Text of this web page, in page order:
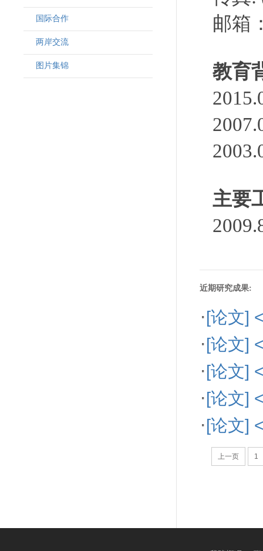
国际合作
两岸交流
图片集锦
邮箱
教育
主要
近期研究成果:
·[论文]
·[论文]
·[论文]
·[论文]
·[论文]
上一页 1